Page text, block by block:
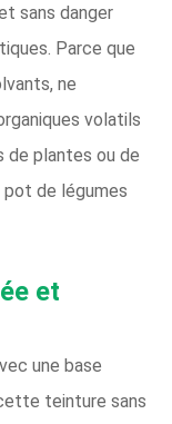
sans danger
Parce que
ne
volatils
de plantes ou de
de légumes
et
une base
teinture sans